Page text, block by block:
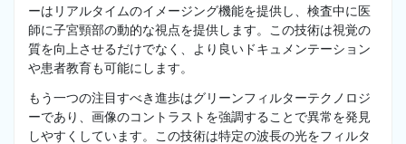
ーはリアルタイムのイメージング機能を提供し、検査中に医
師に子宮頸部の動的な視点を提供します。この技術は視覚の
質を向上させるだけでなく、より良いドキュメンテーション
や患者教育も可能にします。
もう一つの注目すべき進歩はグリーンフィルターテクノロジ
ーであり、画像のコントラストを強調することで異常を発見
しやすくしています。この技術は特定の波長の光をフィルタ